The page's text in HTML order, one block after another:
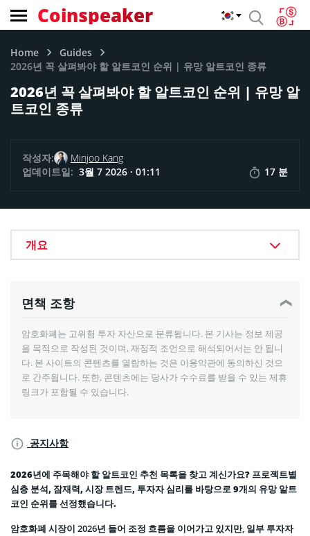
Coinspeaker
Home
Guides
2026년 꼭 살펴봐야 할 알트코인 순위 | 유망 알트코인 종류
2026년 꼭 살펴봐야 할 알트코인 순위 | 유망 알
트코인 종류
작성자:
Minjoo Kang
업데이트일: 3월 7 2026 · 01:11 17 분
개요
2026년에 주목해야 할 알트코인 추천 목록을 찾고 계신가요? 프로젝트별
심층 분석, 잠재력, 시장 트렌드, 투자자 심리를 바탕으로 9개의 유망 알트
코인 순위를 선정했습니다.
암호화폐 시장이 2026년 들어 조정 흐름을 이어가고 있지만, 일부 투자자
면책 조항
암호화폐는 고위험 투자 자산으로 분류됩니다. 본 기사는 정보 제공
을 목적으로 작성된 것이며, 재정적 조언으로 해석되어서는 안 됩니
다. 본 사이트의 콘텐츠를 열람하는 것은 이용약관에 동의하신 것으
로 간주됩니다. 또한, 콘텐츠에는 당사가 수수료를 받을 수 있는 제휴
링크가 포함될 수 있습니다.
공지사항